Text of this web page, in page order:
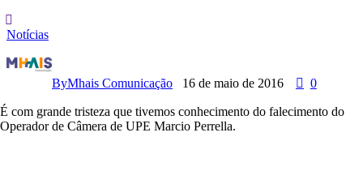
Notícias
d
e
ByMhais Comunicação 16 de maio de 2016 0
É com grande tristeza que tivemos conhecimento do falecimento do
Operador de Câmera de UPE Marcio Perrella.